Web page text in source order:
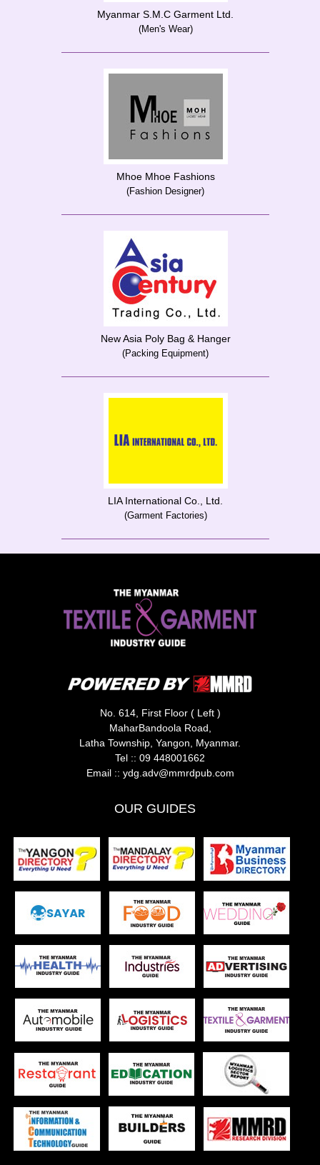
Myanmar S.M.C Garment Ltd.
(Men's Wear)
Mhoe Mhoe Fashions
(Fashion Designer)
New Asia Poly Bag & Hanger
(Packing Equipment)
LIA International Co., Ltd.
(Garment Factories)
No. 614, First Floor ( Left )
MaharBandoola Road,
Latha Township, Yangon, Myanmar.
Tel :: 09 448001662
Email :: ydg.adv@mmrdpub.com
OUR GUIDES